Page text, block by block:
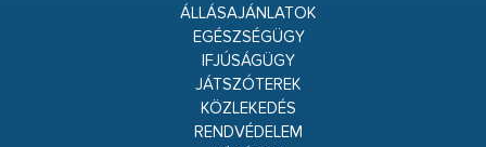
ÁLLÁSAJÁNLATOK
EGÉSZSÉGÜGY
IFJÚSÁGÜGY
JÁTSZÓTEREK
KÖZLEKEDÉS
RENDVÉDELEM